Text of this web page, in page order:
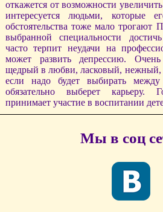
откажется от возможности
интересуется людьми, которые
обстоятельства тоже мало трогают
выбранной специальности
часто терпит неудачи на
может развить депрессию. Очень
щедрый в любви, ласковый, нежный,
если надо будет выбирать
обязательно выберет карьеру.
принимает участие в воспитании
Мы в соц